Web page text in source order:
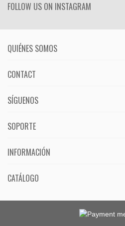
FOLLOW US ON INSTAGRAM
QUIÉNES SOMOS
CONTACT
SÍGUENOS
SOPORTE
INFORMACIÓN
CATÁLOGO